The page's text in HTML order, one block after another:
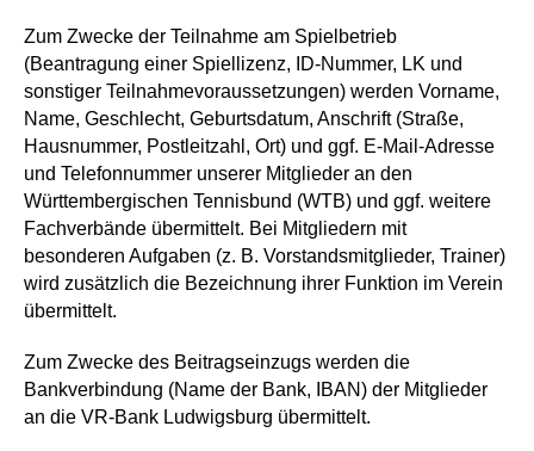
Zum Zwecke der Teilnahme am Spielbetrieb
(Beantragung einer Spiellizenz, ID-Nummer, LK und
sonstiger Teilnahmevoraussetzungen) werden Vorname,
Name, Geschlecht, Geburtsdatum, Anschrift (Straße,
Hausnummer, Postleitzahl, Ort) und ggf. E-Mail-Adresse
und Telefonnummer unserer Mitglieder an den
Württembergischen Tennisbund (WTB) und ggf. weitere
Fachverbände übermittelt. Bei Mitgliedern mit
besonderen Aufgaben (z. B. Vorstandsmitglieder, Trainer)
wird zusätzlich die Bezeichnung ihrer Funktion im Verein
übermittelt.
Zum Zwecke des Beitragseinzugs werden die
Bankverbindung (Name der Bank, IBAN) der Mitglieder
an die VR-Bank Ludwigsburg übermittelt.